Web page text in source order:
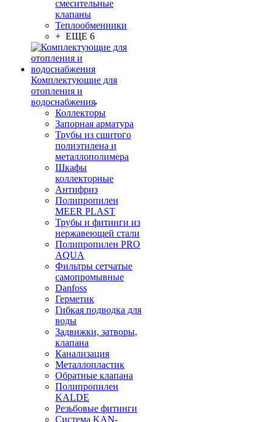
смесительные
клапаны
Теплообменники
+ ЕЩЕ 6
Комплектующие для
отопления и
водоснабжения
Коллекторы
Запорная арматура
Трубы из сшитого
полиэтилена и
металлополимера
Шкафы
коллекторные
Антифриз
Полипропилен
MEER PLAST
Трубы и фитинги из
нержавеющей стали
Полипропилен PRO
AQUA
Фильтры сетчатые
самопромывные
Danfoss
Герметик
Гибкая подводка для
воды
Задвижки, затворы,
клапана
Канализация
Металлопластик
Обратные клапана
Полипропилен
KALDE
Резьбовые фитинги
Система KAN-